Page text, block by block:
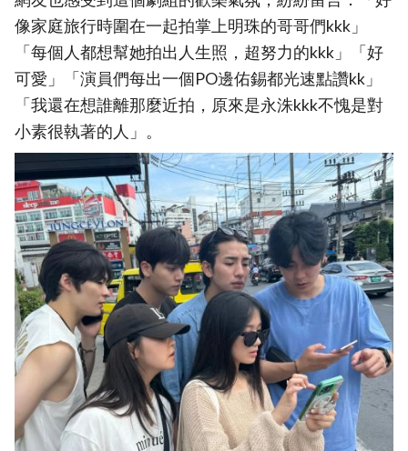
像家庭旅行時圍在一起拍掌上明珠的哥哥們kkk」
「每個人都想幫她拍出人生照，超努力的kkk」「好
可愛」「演員們每出一個PO邊佑錫都光速點讚kk」
「我還在想誰離那麼近拍，原來是永洙kkk不愧是對
小素很執著的人」。